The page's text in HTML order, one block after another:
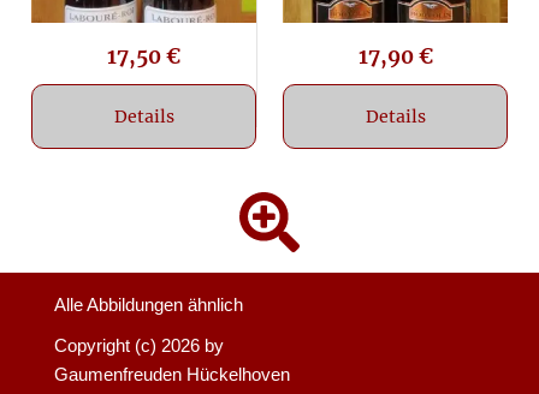
17,50€
Details
17,90€
Details
Alle Abbildungen ähnlich
Copyright (c) 2026 by
Gaumenfreuden Hückelhoven